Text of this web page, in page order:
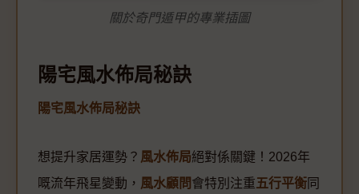
關於奇門遁甲的專業插圖
陽宅風水佈局秘訣
陽宅風水佈局秘訣
想提升家居運勢？ 風水佈局絕對係關鍵！2026年
嘅流年飛星變動， 風水顧問會特別注重五行平衡 同